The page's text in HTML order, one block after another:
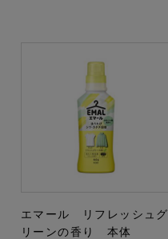
エマール リフレッシュグ
リーンの香り 本体